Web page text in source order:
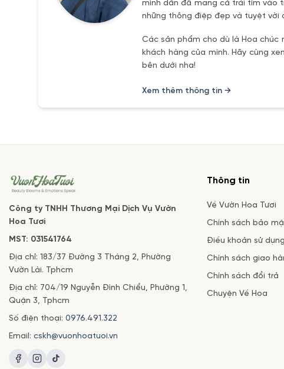
mình dần đã mang cả trái tím vào
những thông điệp đẹp và tuyệt vời
Các sản phẩm cho dù là Hoa
khách hàng của mình. Hãy cùng
bên dưới nha!
Xem thêm thông tin →
Công ty TNHH Thương Mại Dịch Vụ Vườn
Hoa Tươi
MST: 031541764
Địa chỉ: 183/37 Đường 3 Tháng 2, Phường
Vườn Lài. Tphcm
Địa chỉ: 704/19 Nguyễn Đình Chiểu, Phường 1,
Quận 3, Tphcm
Số điện thoại: 0976.491.322
Email: cskh@vuonhoatuoi.vn
Thông tin
Về Vườn Hoa Tươi
Chính sách bảo
Điều khoản sử dụng
Chính sách giao
Chính sách đổi trả
Chuyện Về Hoa